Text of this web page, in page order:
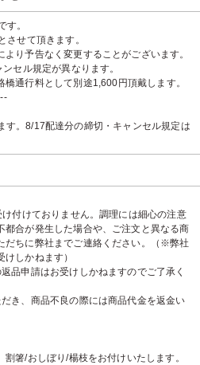
す。
させて頂きます。
り予告なく変更することがございます。
セル規定が異なります。
通行料として別途1,600円頂戴します。
す。8/17配達分の締切・キャンセル規定は
付けておりません。調理には細心の注意
都合が発生した場合や、ご注文と異なる商
だちに弊社までご連絡ください。（※弊社
けしかねます）
品申請はお受けしかねますのでご了承く
き、商品不良の際には商品代金を返金い
箸/おしぼり/楊枝をお付けいたします。